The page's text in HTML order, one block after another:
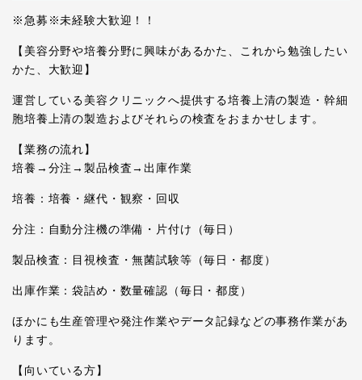
※急募※未経験大歓迎！！
【美容分野や培養分野に興味があるかた、これから勉強したい
かた、大歓迎】
運営している美容クリニックへ提供する培養上清の製造・幹細
胞培養上清の製造およびそれらの検査をおまかせします。
【業務の流れ】
培養→分注→製品検査→出庫作業
培養：培養・継代・観察・回収
分注：自動分注機の準備・片付け（毎日）
製品検査：目視検査・無菌試験等（毎日・都度）
出庫作業：袋詰め・数量確認（毎日・都度）
ほかにも生産管理や発注作業やデータ記録などの事務作業があ
ります。
【向いている方】